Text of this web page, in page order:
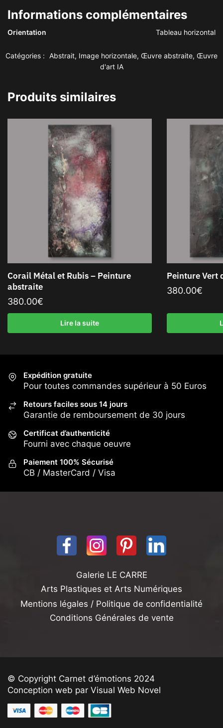
Informations complémentaires
Orientation Tableau horizontal
Catégories : Abstrait, Image horizontale, Œuvre abstraite, Œuvre
d'art IA
Produits similaires
Corail Métal et Rubis – Peinture
abstraite
380.00€
Lire la suite
Peinture Vert
380.00€
Expédition gratuite
Pour toutes commandes supérieur à 50 Euros
Retours faciles sous 14 jours
Garantie de remboursement de 30 jours
Certificat d’authenticité
Fourni avec chaque oeuvre
Paiement 100% Sécurisé
CB / MasterCard / Visa
Galerie LE CARRE
Arts Plastiques et Arts Numériques
Mentions légales / Politique de confidentialité
Conditions Générales de vente
© Copyright Carnet d’émotions 2024
Conception web par Visual Web Novel